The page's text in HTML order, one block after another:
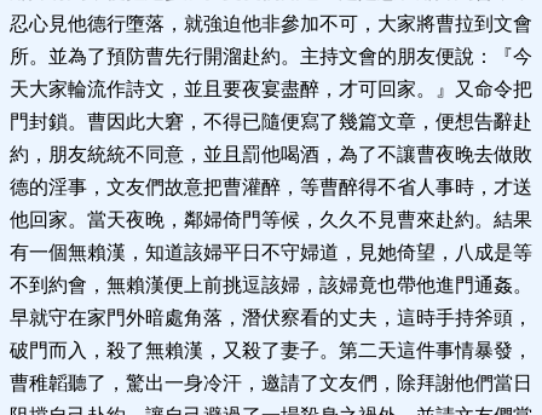
忍心見他德行墮落，就強迫他非參加不可，大家將曹拉到文會
所。並為了預防曹先行開溜赴約。主持文會的朋友便說：『今
天大家輪流作詩文，並且要夜宴盡醉，才可回家。』又命令把
門封鎖。曹因此大窘，不得已隨便寫了幾篇文章，便想告辭赴
約，朋友統統不同意，並且罰他喝酒，為了不讓曹夜晚去做敗
德的淫事，文友們故意把曹灌醉，等曹醉得不省人事時，才送
他回家。當天夜晚，鄰婦倚門等候，久久不見曹來赴約。結果
有一個無賴漢，知道該婦平日不守婦道，見她倚望，八成是等
不到約會，無賴漢便上前挑逗該婦，該婦竟也帶他進門通姦。
早就守在家門外暗處角落，潛伏察看的丈夫，這時手持斧頭，
破門而入，殺了無賴漢，又殺了妻子。第二天這件事情暴發，
曹稚韜聽了，驚出一身冷汗，邀請了文友們，除拜謝他們當日